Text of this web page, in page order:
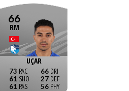
66
RM
UÇAR
73
61
61
66
27
56